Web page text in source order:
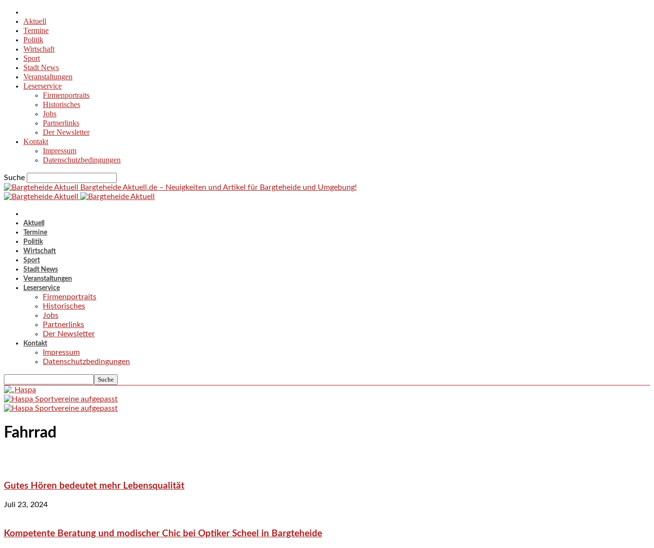
Aktuell
Termine
Politik
Wirtschaft
Sport
Stadt News
Veranstaltungen
Leserservice
Firmenportraits
Historisches
Jobs
Partnerlinks
Der Newsletter
Kontakt
Impressum
Datenschutzbedingungen
Suche
Bargteheide Aktuell.de – Neuigkeiten und Artikel für Bargteheide und Umgebung!
Aktuell
Termine
Politik
Wirtschaft
Sport
Stadt News
Veranstaltungen
Leserservice
Firmenportraits
Historisches
Jobs
Partnerlinks
Der Newsletter
Kontakt
Impressum
Datenschutzbedingungen
Fahrrad
Gutes Hören bedeutet mehr Lebensqualität
Juli 23, 2024
Kompetente Beratung und modischer Chic bei Optiker Scheel in Bargteheide